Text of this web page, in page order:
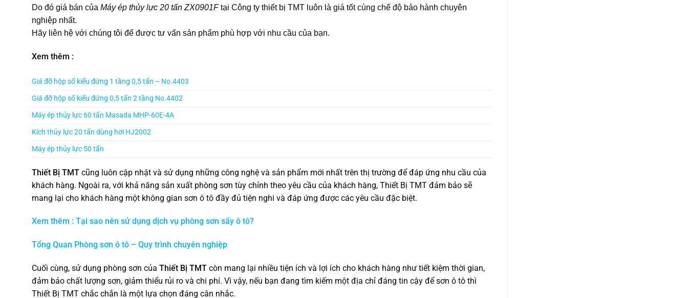
Do đó giá bán của Máy ép thủy lực 20 tấn ZX0901Ftại Công ty thiết bị TMT luôn là giá tốt cùng chế độ bảo hành chuyên
nghiệp nhất.
Hãy liên hệ với chúng tôi để được tư vấn sản phẩm phù hợp với nhu cầu của bạn.
Xem thêm :
Giá đỡ hộp số kiểu đứng 1 tầng 0,5 tấn – No.4403
Giá đỡ hộp số kiểu đứng 0,5 tấn 2 tầng No.4402
Máy ép thủy lực 60 tấn Masada MHP-60E-4A
Kích thủy lực 20 tấn dùng hơi HJ2002
Máy ép thủy lực 50 tấn
Thiết Bị TMT cũng luôn cập nhật và sử dụng những công nghệ và sản phẩm mới nhất trên thị trường để đáp ứng nhu cầu của
khách hàng. Ngoài ra, với khả năng sản xuất phòng sơn tùy chỉnh theo yêu cầu của khách hàng, Thiết Bị TMT đảm bảo sẽ
mang lại cho khách hàng một không gian sơn ô tô đầy đủ tiện nghi và đáp ứng được các yêu cầu đặc biệt.
Xem thêm : Tại sao nên sử dụng dịch vụ phòng sơn sấy ô tô?
Tổng Quan Phòng sơn ô tô – Quy trình chuyên nghiệp
Cuối cùng, sử dụng phòng sơn của Thiết Bị TMT còn mang lại nhiều tiện ích và lợi ích cho khách hàng như tiết kiệm thời gian,
đảm bảo chất lượng sơn, giảm thiểu rủi ro và chi phí. Vì vậy, nếu bạn đang tìm kiếm một địa chỉ đáng tin cậy để sơn ô tô thì
Thiết Bị TMT chắc chắn là một lựa chọn đáng cân nhắc.